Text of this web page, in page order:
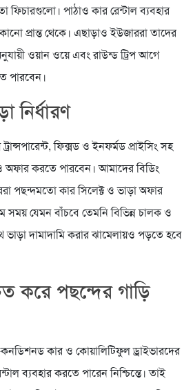
ফিচারগুলো। পাঠাও কার রেন্টাল ব্যবহার
প্রান্ত থেকে। এছাড়াও ইউজাররা তাদের
ওয়ান ওয়ে এবং রাউন্ড ট্রিপ আগে
পারবেন।
নির্ধারণ
ফিক্সড ও ইনফর্মড প্রাইসিং সহ
অফার করতে পারবেন। আমাদের বিডিং
পছন্দমতো কার সিলেক্ট ও ভাড়া অফার
সময় যেমন বাঁচবে তেমনি বিভিন্ন চালক ও
ভাড়া দামাদামি করার ঝামেলায়ও পড়তে হবে
করে পছন্দের গাড়ি
কার ও কোয়ালিটিফুল ড্রাইভারদের
ব্যবহার করতে পারেন নিশ্চিন্তে। তাই